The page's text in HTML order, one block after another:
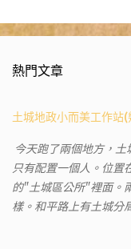
熱門文章
土城地政小而美工作站
今天跑了兩個地方，土
只有配置一個人。位
的"土城區公所"裡面。
樣。和平路上有土城分